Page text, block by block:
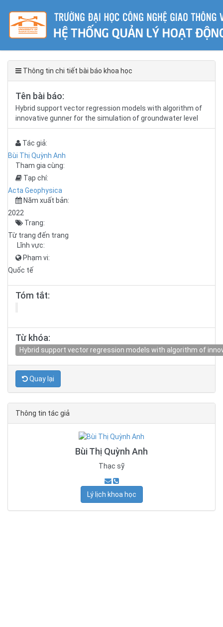
Thông tin chi tiết bài báo khoa học
Tên bài báo:
Hybrid support vector regression models with algorithm of
innovative gunner for the simulation of groundwater level
Tác giả:
Bùi Thị Quỳnh Anh
Tham gia cùng:
Tạp chí:
Acta Geophysica
Năm xuất bản:
2022
Trang:
Từ trang đến trang
Lĩnh vực:
Phạm vi:
Quốc tế
Tóm tắt:
Từ khóa:
Hybrid support vector regression models with algorithm of
Quay lại
Thông tin tác giả
Bùi Thị Quỳnh Anh
Thạc sỹ
Lý lịch khoa học